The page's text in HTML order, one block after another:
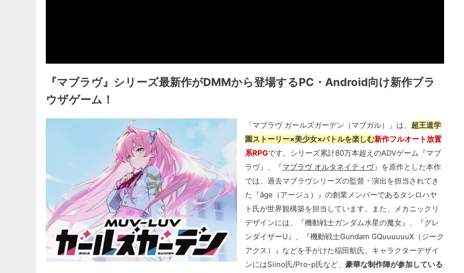
『マブラヴ』シリーズ最新作がDMMから登場するPC・Android向け新作ブラ
ウザゲーム！
「マブラヴ ガールズガーデン（マブガル）」は、 超王道学
園ストーリー×美少女×バトルを楽しむ新作フルオート放置
系RPGです。シリーズ累計80万本超えのADVゲーム『マブ
ラヴ』、『マブラヴ オルタネイティヴ』を原作とした本作
では、過去マブラヴシリーズの監督・演出を担当されてき
た『âge（アージュ）』の創業メンバーであるタシロハヤ
ト氏が世界観構築を担当しています。また、メカニックリ
デザインには、『機動戦士ガンダム水星の魔女』、『グレ
ンダイザーU』、『機動戦士Gundam GQuuuuuuX（ジーク
アクス）』などを手がけた稲田航氏、キャラクターデザイ
ンにはSiino氏/Pro-p氏など、豪華な制作陣が参加している